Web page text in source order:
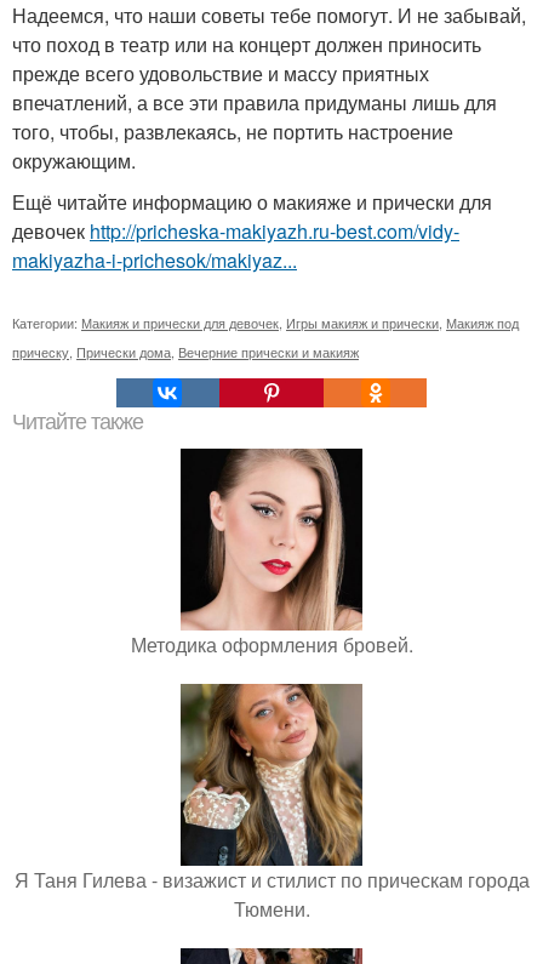
Надеемся, что наши советы тебе помогут. И не забывай,
что поход в театр или на концерт должен приносить
прежде всего удовольствие и массу приятных
впечатлений, а все эти правила придуманы лишь для
того, чтобы, развлекаясь, не портить настроение
окружающим.
Ещё читайте информацию о макияже и прически для
девочек http://pricheska-makiyazh.ru-best.com/vidy-
makiyazha-i-prichesok/makiyaz...
Категории: Макияж и прически для девочек Игры макияж и прически Макияж под
прическу Прически дома Вечерние прически и макияж
Читайте также
Методика оформления бровей.
Я Таня Гилева - визажист и стилист по прическам города
Тюмени.